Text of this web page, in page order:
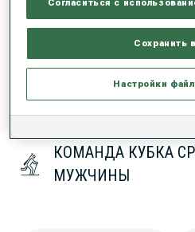
КОМАНДА КУБКА
МУЖЧИНЫ
Сохранить
Настройки